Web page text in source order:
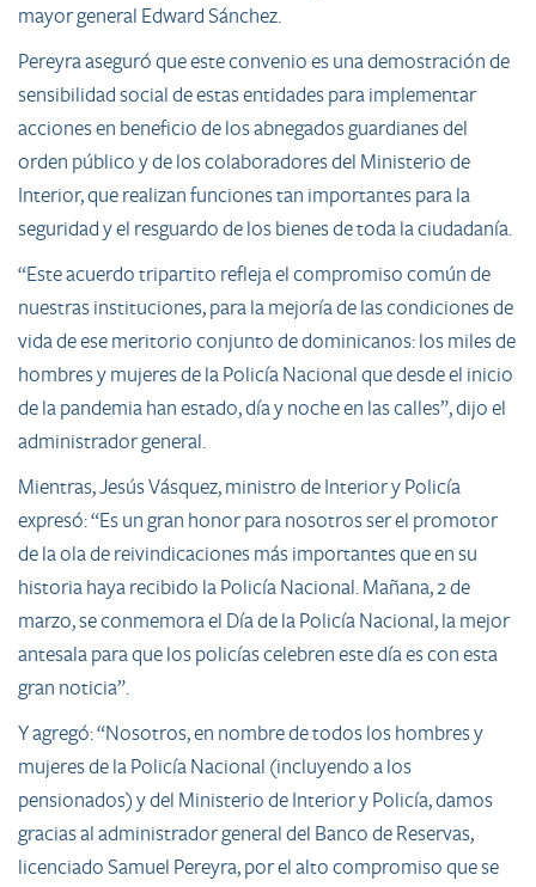
mayor general Edward Sánchez.
Pereyra aseguró que este convenio es una demostración de
sensibilidad social de estas entidades para implementar
acciones en beneficio de los abnegados guardianes del
orden público y de los colaboradores del Ministerio de
Interior, que realizan funciones tan importantes para la
seguridad y el resguardo de los bienes de toda la ciudadanía.
“Este acuerdo tripartito refleja el compromiso común de
nuestras instituciones, para la mejoría de las condiciones de
vida de ese meritorio conjunto de dominicanos: los miles de
hombres y mujeres de la Policía Nacional que desde el inicio
de la pandemia han estado, día y noche en las calles”, dijo el
administrador general.
Mientras, Jesús Vásquez, ministro de Interior y Policía
expresó: “Es un gran honor para nosotros ser el promotor
de la ola de reivindicaciones más importantes que en su
historia haya recibido la Policía Nacional. Mañana, 2 de
marzo, se conmemora el Día de la Policía Nacional, la mejor
antesala para que los policías celebren este día es con esta
gran noticia”.
Y agregó: “Nosotros, en nombre de todos los hombres y
mujeres de la Policía Nacional (incluyendo a los
pensionados) y del Ministerio de Interior y Policía, damos
gracias al administrador general del Banco de Reservas,
licenciado Samuel Pereyra, por el alto compromiso que se